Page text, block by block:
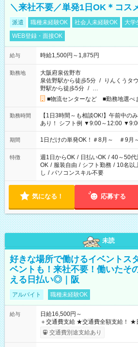
＼来社不要／単発1日OK＊コス
派遣 職種未経験OK 社会人未経験OK 大学
WEB登録・面接OK
給与 時給1,500円～1,875円
勤務地
大阪府泉佐野市
泉佐野駅から徒歩5分 / りんくうタ
野駅から徒歩5分 / …
■物流センターなど ■勤務地選べ
勤務時間
【1日3時間～も相談OK!】午前中の
あり！ シフト例 ▼9:00～12:00
▼18:00～21:00
期間 1日だけの単発OK！＃8月～ ＃9月
特徴 週1日からOK / 日払いOK / 40～50代
OK / 服装自由 / シフト勤務 / 10名以
し / パソコンスキル不要
気になる！ 応募する
未読
好きな場所で働けるイベントス
ベントも！来社不要！働いたそ
える日払い◎｜阪
アルバイト 職種未経験OK
給与
日給16,500円～
＋交通費支給 ★交通費全額支給！ ★日払いOK！（規定あり） ┗
働いたその日に現金GET♪ お仕事後
交通費別途支給あり